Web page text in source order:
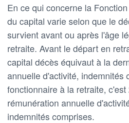
En ce qui concerne la
du capital varie selon que le
survient avant ou après l'âge
retraite. Avant le départ en
capital décès équivaut à la
annuelle d'activité, indemnités
fonctionnaire à la retraite,
rémunération annuelle
indemnités comprises.